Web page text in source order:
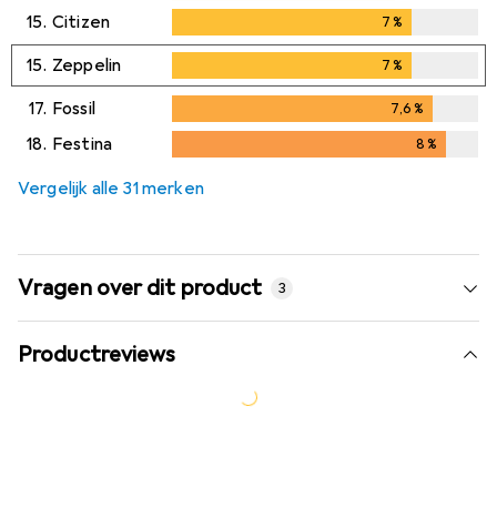
15. Citizen 7%
15. Zeppelin 7%
17. Fossil 7,6%
7,6%
18. Festina 8%
Vergelijk alle 31 merken
Vragen over dit product 3
Productreviews